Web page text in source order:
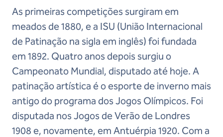
As primeiras competições surgiram em
meados de 1880, e a ISU (União Internacional
de Patinação na sigla em inglês) foi fundada
em 1892. Quatro anos depois surgiu o
Campeonato Mundial, disputado até hoje. A
patinação artística é o esporte de inverno mais
antigo do programa dos Jogos Olímpicos. Foi
disputada nos Jogos de Verão de Londres
1908 e, novamente, em Antuérpia 1920. Com a